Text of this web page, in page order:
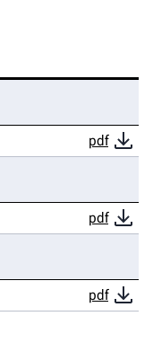
pdf
pdf
pdf